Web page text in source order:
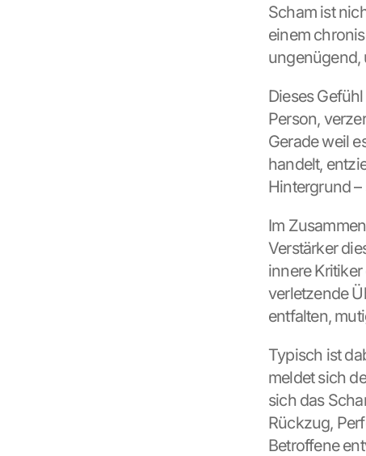
Scham ist
einem
ungenügend,
Dieses
Person,
Gerade weil
handelt,
Hintergrund –
Im
Verstärker
innere
verletzende
entfalten,
Typisch ist
meldet sich
sich das
Rückzug,
Betroffene